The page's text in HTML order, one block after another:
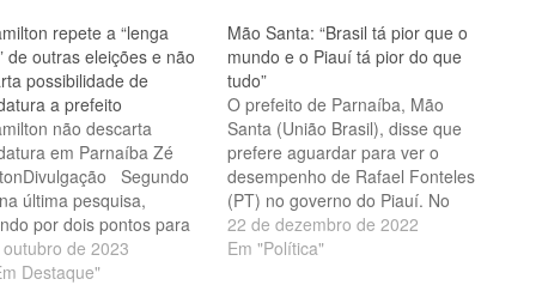
repete a “lenga
de outras eleições e não
possibilidade de
a prefeito
não descarta
em Parnaíba Zé
Segundo
última pesquisa,
por dois pontos para
colocado sem nunca
que é candidato, o ex-
de 2023
Destaque"
Mão Santa: “Brasil tá pior que o
mundo e o Piauí tá pior do que
tudo”
O prefeito de Parnaíba, Mão
Santa (União Brasil), disse que
prefere aguardar para ver o
desempenho de Rafael Fonteles
(PT) no governo do Piauí. No
entanto, apesar de não querer
antecipar opiniões sobre o
22 de dezembro de 2022
Em "Política"